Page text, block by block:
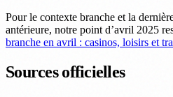
Pour le contexte branche et la
antérieure, notre point d’avril 2025
branche en avril : casinos, loisirs et
Sources officielles